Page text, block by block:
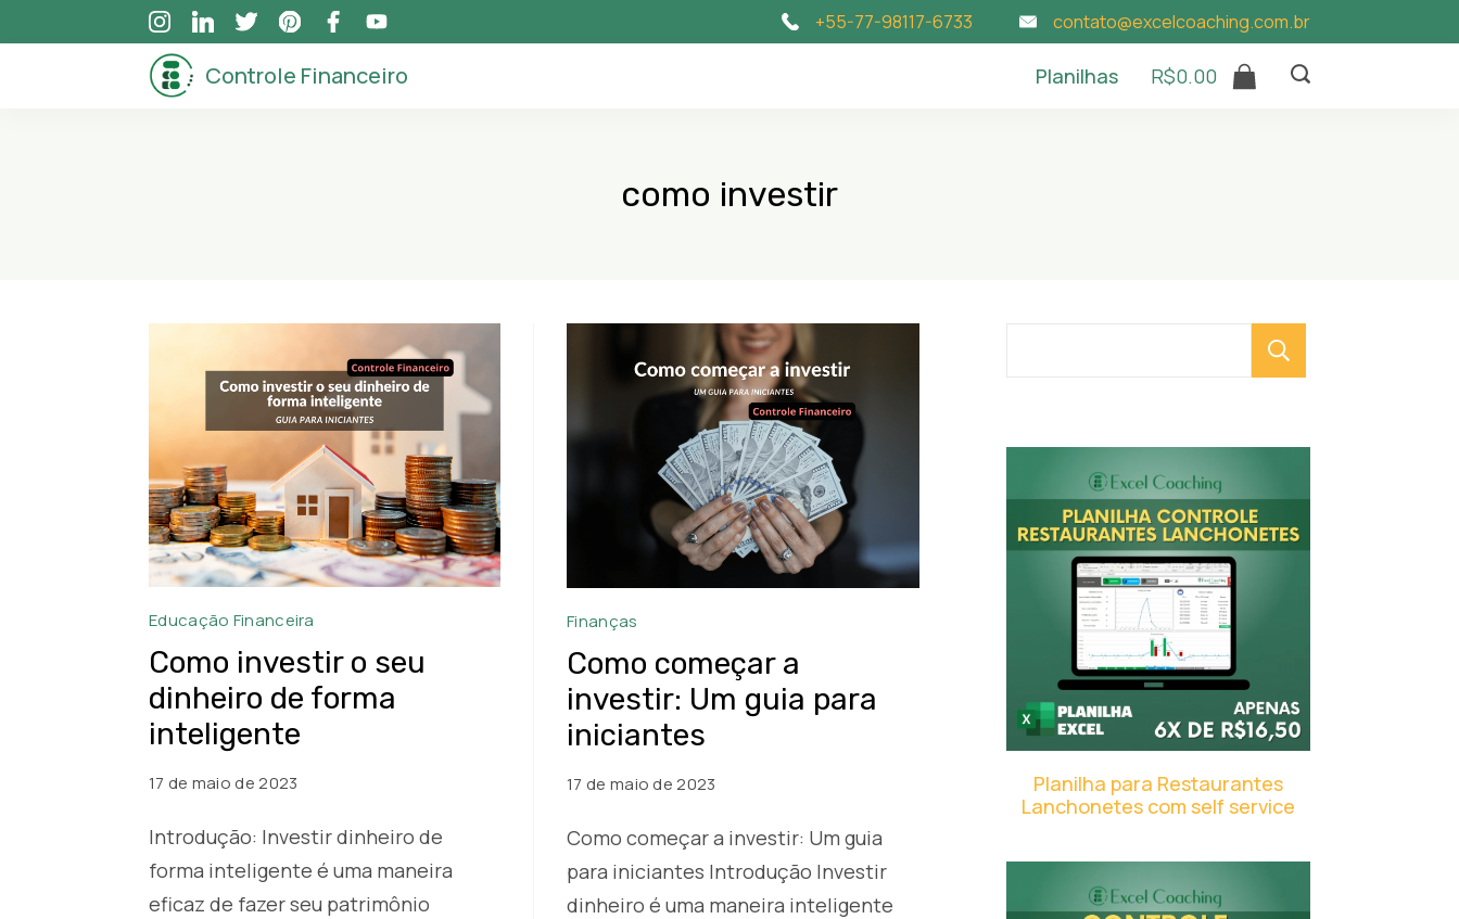
to
+55-77-98117-6733 contato@excelcoaching.com.br
Controle Financeiro Planilhas R$0.00
como investir
Como
o
seu
dinheiro
de
inteligente:
guia
para
Educação Financeira
Como investir o seu
dinheiro de forma
inteligente
17 de maio de 2023
Introdução: Investir dinheiro de
forma inteligente é uma maneira
eficaz de fazer seu patrimônio
Como
a
investir:
Um
guia
iniciantes
Finanças
Como começar a
investir: Um guia para
iniciantes
17 de maio de 2023
Como começar a investir: Um guia
para iniciantes Introdução Investir
dinheiro é uma maneira inteligente
Planilha para Restaurantes
Lanchonetes com self service